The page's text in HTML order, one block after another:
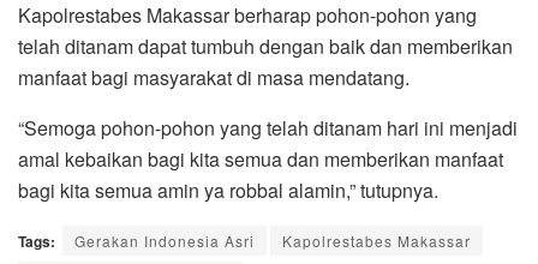
Kapolrestabes Makassar berharap pohon-pohon yang
telah ditanam dapat tumbuh dengan baik dan memberikan
manfaat bagi masyarakat di masa mendatang.
“Semoga pohon-pohon yang telah ditanam hari ini menjadi
amal kebaikan bagi kita semua dan memberikan manfaat
bagi kita semua amin ya robbal alamin,” tutupnya.
Tags: Gerakan Indonesia Asri
Kapolrestabes Makassar